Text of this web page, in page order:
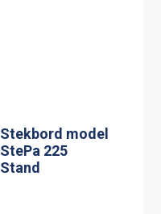
Stekbord model
StePa 675
Stand